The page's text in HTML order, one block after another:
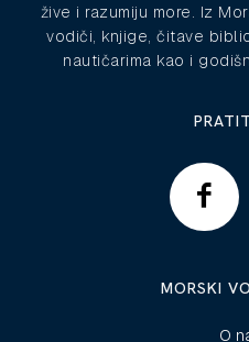
žive i razumiju more. Iz
vodiči, knjige, čitave
nautičarima kao i
MORSKI
O